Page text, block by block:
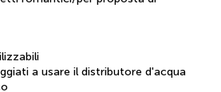
a usare il distributore d'acqua